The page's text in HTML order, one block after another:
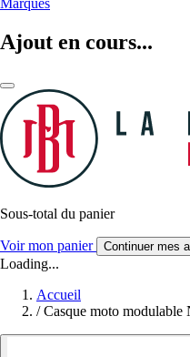
Ajout en cours...
Sous-total du panier
Voir mon panier Continuer mes
Loading...
Accueil
/ Casque moto